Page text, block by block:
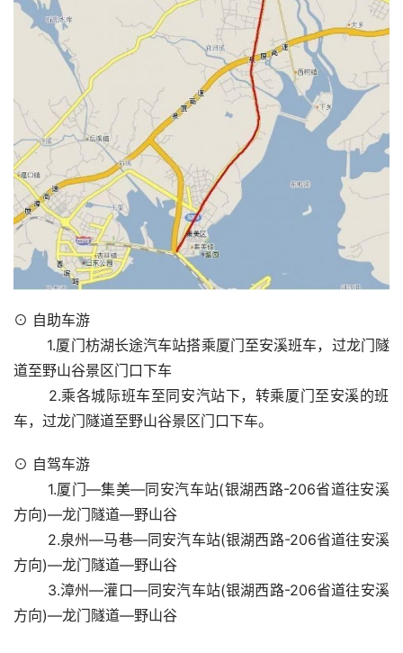
⊙ 自助车游
道至野山谷景区门口下车
车，过龙门隧道至野山谷景区门口下车。
⊙ 自驾车游
方向)—龙门隧道—野山谷
方向)—龙门隧道—野山谷
方向)—龙门隧道—野山谷